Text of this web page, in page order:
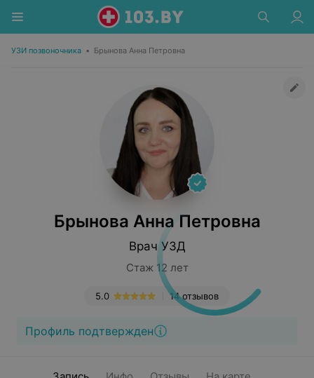
УЗИ позвоночника • Брынова Анна Петровна
Брынова Анна Петровна
Врач УЗД
Стаж 12 лет
14 отзывов
5.0
Профиль подтвержден